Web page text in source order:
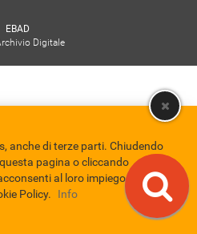
EBAD
Digitale
anche di terze parti. Chiudendo
pagina o cliccando
al loro impiego in
Policy.
Info